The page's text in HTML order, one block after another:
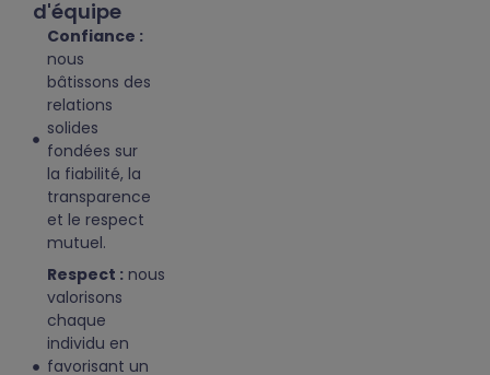
d'équipe
Confiance :
nous
bâtissons des
relations
solides
fondées sur
la fiabilité, la
transparence
et le respect
mutuel.
Respect :nous
valorisons
chaque
individu en
favorisant un